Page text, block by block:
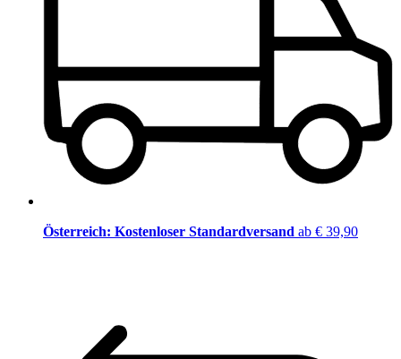
Österreich: Kostenloser Standardversand ab € 39,90